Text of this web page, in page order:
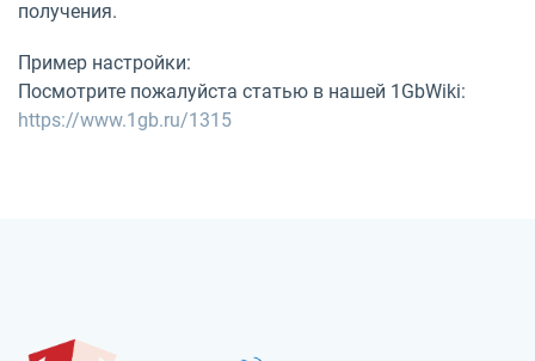
получения.
Пример настройки:
Посмотрите пожалуйста статью в нашей 1GbWiki:
https://www.1gb.ru/1315